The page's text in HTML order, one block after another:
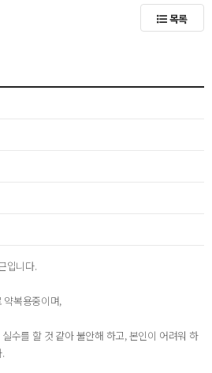
목록
입니다.
복용중이며,
수를 할 것 같아 불안해 하고, 본인이 어려워 하